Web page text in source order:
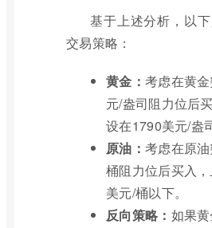
基于上述分析，以
交易策略：
黄金： 考虑在黄
元/盎司阻力位后
设在1790美元/盎
原油： 考虑在原
桶阻力位后买入
美元/桶以下。
反向策略： 如果